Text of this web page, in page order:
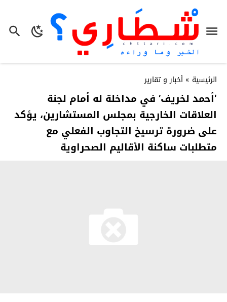
الرئيسية » أخبار و تقارير
‘أحمد لخريف’ في مداخلة له أمام لجنة
العلاقات الخارجية بمجلس المستشارين، يؤكد
على ضرورة ترسيخ التجاوب الفعلي مع
متطلبات ساكنة الأقاليم الصحراوية